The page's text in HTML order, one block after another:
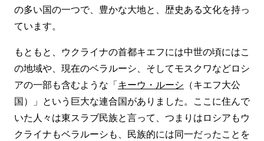
の多い国の一つで、豊かな大地と、歴史ある文化を持っ
ています。
もともと、ウクライナの首都キエフには中世の頃にはこ
の地域や、現在のベラルーシ、そしてモスクワなどロシ
アの一部も含むような「キーウ・ルーシ （キエフ大公
国）」という巨大な連合国がありました。ここに住んで
いた人々は東スラブ民族と言って、つまりはロシアもウ
クライナもベラルーシも、民族的には同一だったことを